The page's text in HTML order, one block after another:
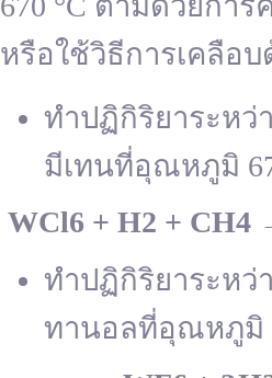
หรือใช้วิธีการเคลือบ
ทำปฏิกิริยาระหว่
มีเทนที่อุณหภูมิ
WCl6 + H2 + CH4
ทำปฏิกิริยาระหว่
ทานอลที่อุณหภูมิ